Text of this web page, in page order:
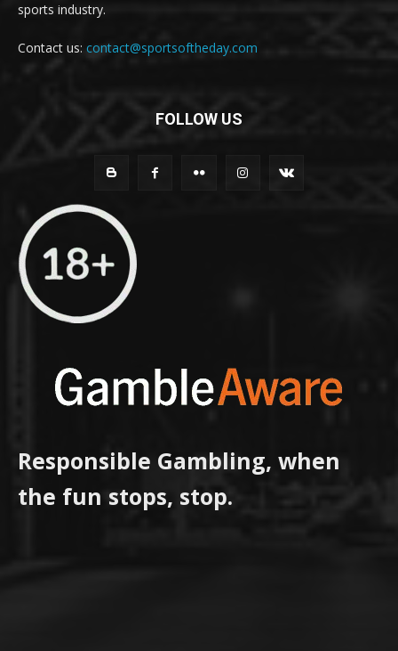
sports industry.
Contact us: contact@sportsoftheday.com
FOLLOW US
Responsible Gambling, when
the fun stops, stop.